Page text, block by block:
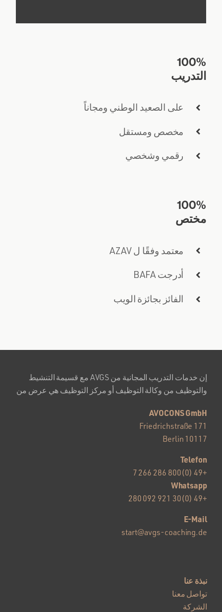
100%
التدريب
على الصعيد الوطني ومجاناً
مخصص ومستقل
رقمي وشخصي
100%
مختص
معتمد وفقًا ل AZAV
أدرجت BAFA
الفائز بجائزة الويب
إن خدمات التدريب المجانية من AVGS مع قسيمة التنشيط
والتوظيف من وكالة التوظيف أو مركز التوظيف هي عرض من
AVOCONS GmbH
Friedrichstraße 171
10117 Berlin
Telefon
+49 (0)800 286 266 7
Whatsapp
+49 (0)30 921 092 280
E-Mail
start@avgs-coaching.de
نبذة عنا
تواصل معنا
الشركة